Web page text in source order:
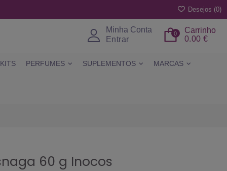
Desejos (0)
Minha Conta
Entrar
Carrinho
0
0.00 €
KITS PERFUMES SUPLEMENTOS MARCAS
60 g Inocos